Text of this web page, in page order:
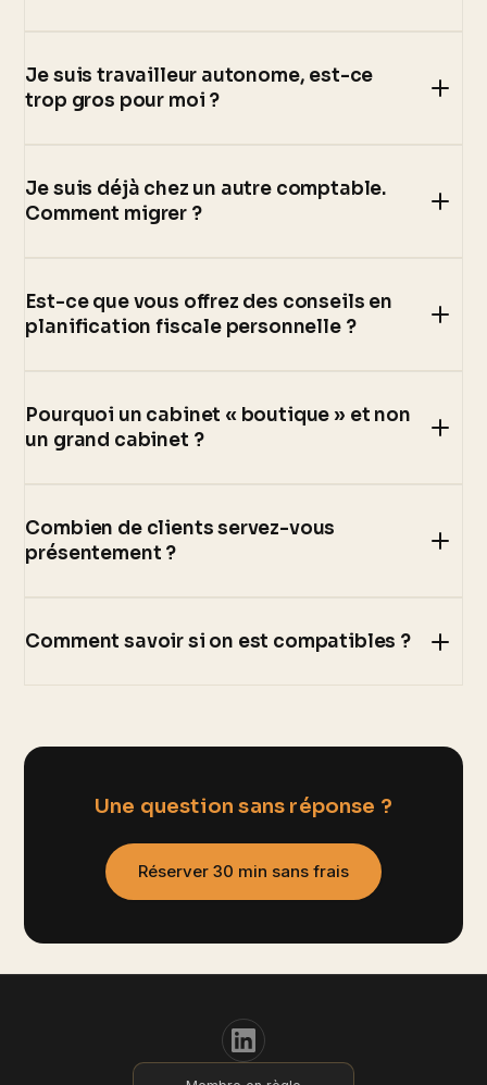
Je suis travailleur autonome, est-ce
trop gros pour moi ?
Je suis déjà chez un autre comptable.
Comment migrer ?
Est-ce que vous offrez des conseils en
planification fiscale personnelle ?
Pourquoi un cabinet « boutique » et non
un grand cabinet ?
Combien de clients servez-vous
présentement ?
Comment savoir si on est compatibles ?
Une question sans réponse ?
Réserver 30 min sans frais